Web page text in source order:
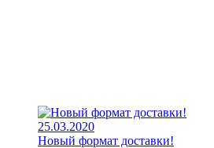
25.03.2020
Новый формат доставки!